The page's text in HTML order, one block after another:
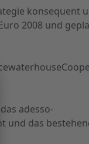
konsequent
2008 und
adesso-
und das